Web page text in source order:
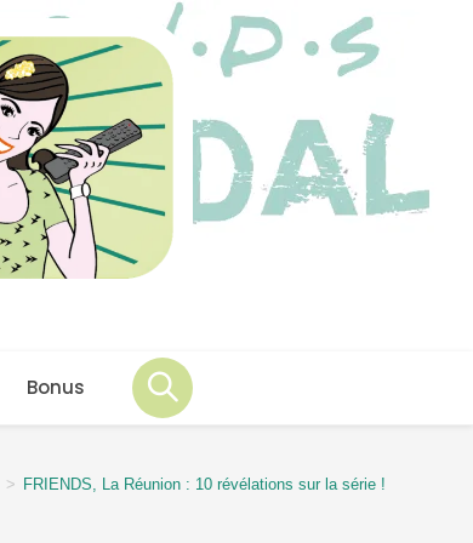
Bonus
> FRIENDS, La Réunion : 10 révélations sur la série !